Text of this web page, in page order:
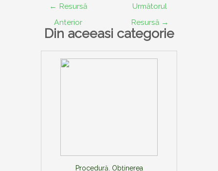
articole
← Resursă
Anterior
Următorul
Resursă →
Din aceeasi categorie
Procedură. Obținerea